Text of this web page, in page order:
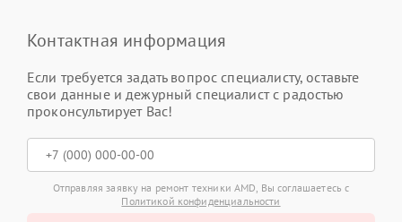
Контактная информация
Если требуется задать вопрос специалисту, оставьте
свои данные и дежурный специалист с радостью
проконсультирует Вас!
Отправляя заявку на ремонт техники AMD, Вы соглашаетесь с
Политикой конфиденциальности